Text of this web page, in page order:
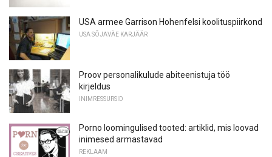
USA armee Garrison Hohenfelsi koolituspiirkond
USA SÕJAVÄE KARJÄÄR
Proov personalikulude abiteenistuja töö
kirjeldus
INIMRESSURSID
Porno loomingulised tooted: artiklid, mis loovad
inimesed armastavad
REKLAAM